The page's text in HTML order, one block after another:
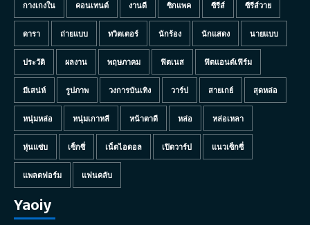
กางเกงใน คอนเทนต์ งานดี ซิกแพค ซีรีส์ ซีรีส์วาย
ดารา ถ่ายแบบ ทวิตเตอร์ นักร้อง นักแสดง นายแบบ
ประวัติ ผลงาน พฤษภาคม ฟิตเนส ฟิตแอนด์เฟิร์ม
มีเสน่ห์ รูปภาพ วงการบันเทิง วาร์ป สายเกย์ สุดหล่อ
หนุ่มหล่อ หนุ่มเกาหลี หน้าตาดี หล่อ หล่อเหลา
หุ่นแซ่บ เซ็กซี่ เน็ตไอดอล เปิดวาร์ป แนวเซ็กซี่
แพลตฟอร์ม แฟนคลับ
Yaoiy